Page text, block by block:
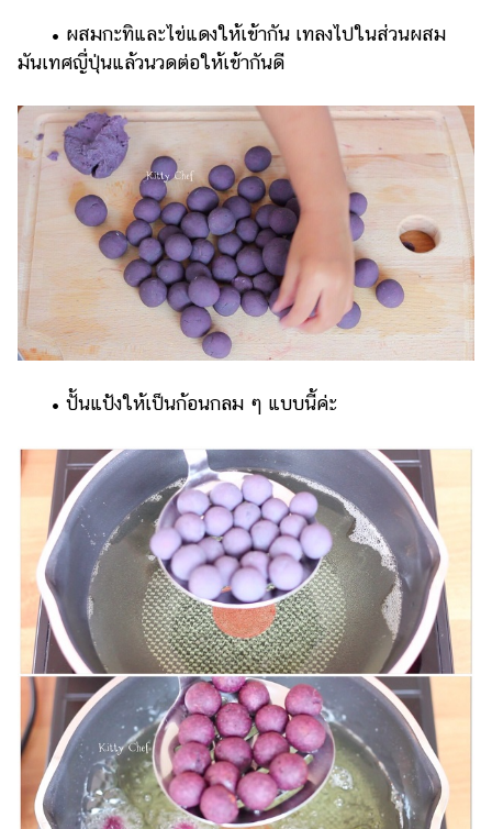
• ผสมกะทิและไข่แดงให้เข้ากัน เทลงไปในส่วนผสม
มันเทศญี่ปุ่นแล้วนวดต่อให้เข้ากันดี
• ปั้นแป้งให้เป็นก้อนกลม ๆ แบบนี้ค่ะ